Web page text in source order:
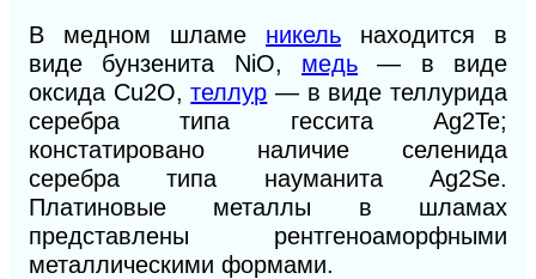
В медном шламе никель находится в
виде бунзенита NiO, медь — в виде
оксида Cu2О,теллур — в виде теллурида
серебра типа гессита Ag2Te;
констатировано наличие селенида
серебра типа науманита Ag2Se.
Платиновые металлы в шламах
представлены рентгеноаморфными
металлическими формами.